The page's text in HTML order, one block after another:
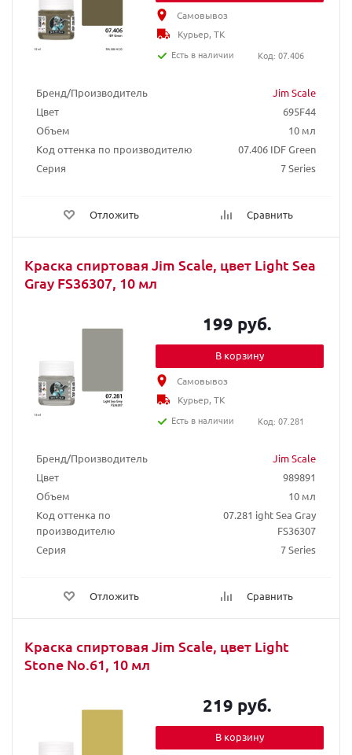
Бренд/Производитель
Jim Scale
Цвет
695F44
Объем
10 мл
Код оттенка по производителю
07.406 IDF Green
Серия
7 Series
Отложить Сравнить
Самовывоз
Курьер, ТК
Есть в наличии
Код: 07.406
Краска спиртовая Jim Scale, цвет Light Sea
Gray FS36307, 10 мл
Бренд/Производитель
Jim Scale
Цвет
989891
Объем
10 мл
Код оттенка по
производителю
07.281 ight Sea Gray
FS36307
Серия
7 Series
Отложить Сравнить
199 руб.
В корзину
Самовывоз
Курьер, ТК
Есть в наличии
Код: 07.281
Краска спиртовая Jim Scale, цвет Light
Stone No.61, 10 мл
219 руб.
В корзину